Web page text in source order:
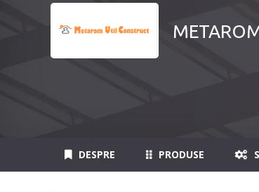
DESPRE PRODUSE